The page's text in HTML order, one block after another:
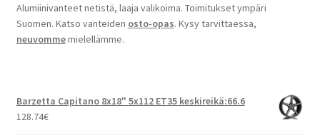
Alumiinivanteet netistä, laaja valikoima. Toimitukset ympäri
Suomen. Katso vanteiden osto-opas. Kysy tarvittaessa,
neuvommemielellämme.
Barzetta Capitano 8x18" 5x112 ET35 keskireikä:66.6
128.74€